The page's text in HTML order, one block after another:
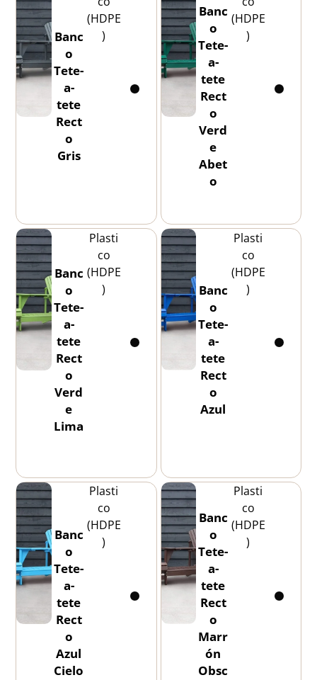
Banc
o
Tete-
a-
tete
Rect
o
Gris
(HDPE
)
Banc
o
Tete-
a-
tete
Rect
o
Verd
e
Abet
o
(HDPE
)
Banc
o
Tete-
a-
tete
Rect
o
Verd
e
Lima
Plasti
co
(HDPE
)
Banc
o
Tete-
a-
tete
Rect
o
Azul
Plasti
co
(HDPE
)
Banc
o
Tete-
a-
tete
Rect
o
Azul
Cielo
Plasti
co
(HDPE
)
Banc
o
Tete-
a-
tete
Rect
o
Marr
ón
Obsc
Plasti
co
(HDPE
)